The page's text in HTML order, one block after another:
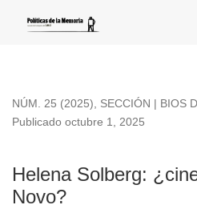
NÚM. 25 (2025), SECCIÓN | BIOS
Helena Solberg:
Novo?
Publicado octubre 1, 2025